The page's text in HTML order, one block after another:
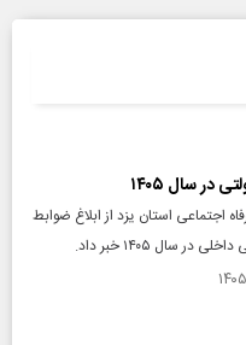
سال ۱۴۰۵
اجتماعی استان یزد از ابلاغ ضوابط
۱۴۰۵ خبر داد.